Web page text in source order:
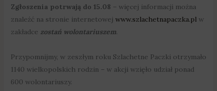
Zgłoszenia potrwają do 15.08 – więcej informacji można
znaleźć na stronie internetowej www.szlachetnapaczka.plw
zakładce zostań wolontariuszem.
Przypomnijmy, w zeszłym roku Szlachetne Paczki otrzymało
1140 wielkopolskich rodzin – w akcji wzięło udział ponad
600 wolontariuszy.